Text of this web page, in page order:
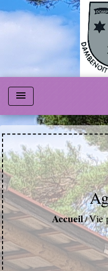
menu
Accueil/Vie